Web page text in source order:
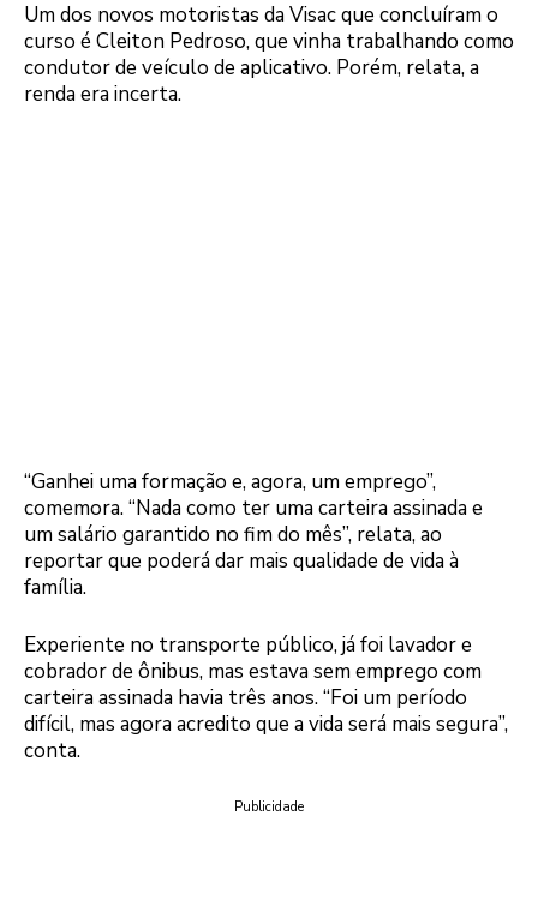
Um dos novos motoristas da Visac que concluíram o
curso é Cleiton Pedroso, que vinha trabalhando como
condutor de veículo de aplicativo. Porém, relata, a
renda era incerta.
“Ganhei uma formação e, agora, um emprego”,
comemora. “Nada como ter uma carteira assinada e
um salário garantido no fim do mês”, relata, ao
reportar que poderá dar mais qualidade de vida à
família.
Experiente no transporte público, já foi lavador e
cobrador de ônibus, mas estava sem emprego com
carteira assinada havia três anos. “Foi um período
difícil, mas agora acredito que a vida será mais segura”,
conta.
Publicidade